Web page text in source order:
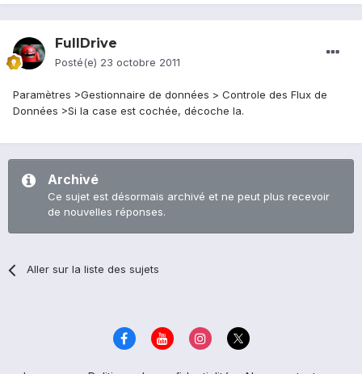
FullDrive
Posté(e) 23 octobre 2011
Paramètres >Gestionnaire de données > Controle des Flux de
Données >Si la case est cochée, décoche la.
Archivé
Ce sujet est désormais archivé et ne peut plus recevoir
de nouvelles réponses.
Aller sur la liste des sujets